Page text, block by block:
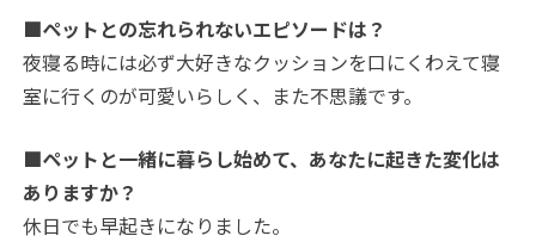
■ペットとの忘れられないエピソードは？
夜寝る時には必ず大好きなクッションを口にくわえて寝
室に行くのが可愛いらしく、また不思議です。
■ペットと一緒に暮らし始めて、あなたに起きた変化は
ありますか？
休日でも早起きになりました。